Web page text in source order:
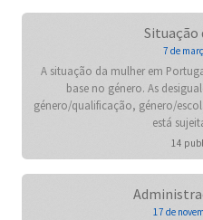
Situação
7 de
A situação da mulher em
base no género. As
género/qualificação, género/
está
14
17 de